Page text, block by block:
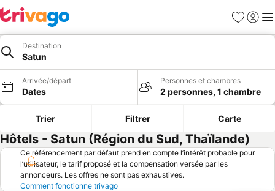
Favoris
Se
Destination
Satun
Arrivée/départ
Dates
Personnes et chambres
2 personnes, 1 chambre
Trier Filtrer Carte
Hôtels - Satun (Région du Sud, Thaïlande)
Ce référencement par défaut prend en compte l’intérêt probable pour
l’utilisateur, le tarif proposé et la compensation versée par les
annonceurs. Les offres ne sont pas exhaustives.
Comment fonctionne trivago